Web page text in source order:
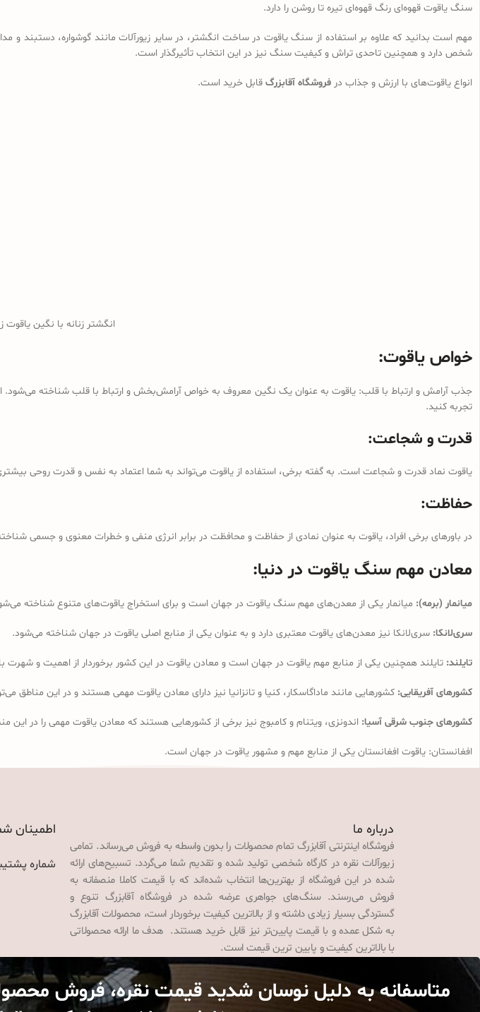
سنگ یاقوت قهوه‌ای رنگ قهوه‌ای تیره تا روشن را دارد.
مهم است بدانید که علاوه بر استفاده از سنگ یاقوت‌ در ساخت انگشتر، در سایر زیورآلات مانند گوشواره، دستبند و
شخص دارد و همچنین تاحدی تراش و کیفیت سنگ نیز در این انتخاب تأثیرگذار است.
انواع یاقوت‌های با ارزش و جذاب در فروشگاه آقابزرگ قابل خرید است.
انگشتر زنانه با نگین یاقوت
خواص یاقوت:
جذب آرامش و ارتباط با قلب: یاقوت به عنوان یک نگین معروف به خواص آرامش‌بخش و ارتباط با قلب شناخته
تجربه کنید.
قدرت و شجاعت:
یاقوت نماد قدرت و شجاعت است. به گفته برخی، استفاده از یاقوت می‌تواند به شما اعتماد به نفس و قدرت روحی
حفاظت:
در باورهای برخی افراد، یاقوت به عنوان نمادی از حفاظت و محافظت در برابر انرژی منفی و خطرات معنوی و جسمی
معادن مهم سنگ یاقوت در دنیا:
میانمار (برمه): میانمار یکی از معدن‌های مهم سنگ یاقوت در جهان است و برای استخراج یاقوت‌های متنوع شناخته
سری‌لانکا: سری‌لانکا نیز معدن‌های یاقوت معتبری دارد و به عنوان یکی از منابع اصلی یاقوت در جهان شناخته می‌شود.
تایلند: تایلند همچنین یکی از منابع مهم یاقوت در جهان است و معادن یاقوت در این کشور برخوردار از اهمیت و شهرت
کشورهای آفریقایی: کشورهایی مانند ماداگاسکار، کنیا و تانزانیا نیز دارای معادن یاقوت مهمی هستند و در این مناطق
کشورهای جنوب شرقی آسیا: اندونزی، ویتنام و کامبوج نیز برخی از کشورهایی هستند که معادن یاقوت مهمی را در این
افغانستان: یاقوت افغانستان یکی از منابع مهم و مشهور یاقوت در جهان است.
درباره ما
فروشگاه اینترنتی آقابزرگ تمام محصولات را بدون واسطه به فروش می‌رساند. تمامی
زیورآلات نقره در کارگاه شخصی تولید شده و تقدیم شما می‌گردد. تسبیح‌های ارائه
شده در این فروشگاه از بهترین‌ها انتخاب شده‌اند که با قیمت کاملا منصفانه به
فروش می‌رسند. سنگ‌های جواهری عرضه شده در فروشگاه آقابزرگ تنوع و
گستردگی بسیار زیادی داشته و از بالاترین کیفیت برخوردار است، محصولات آقابزرگ
به شکل عمده و با قیمت پایین‌تر نیز قابل خرید هستند. هدف ما ارائه محصولاتی
با بالاترین کیفیت و پایین ترین قیمت است.
اطمینان
شماره پشتیبانی:
متاسفانه به دلیل نوسان شدید قیمت نقره، فروش